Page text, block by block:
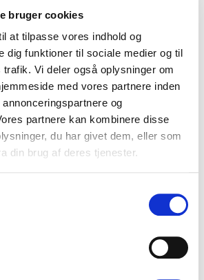
bruger cookies
at tilpasse vores indhold og
dig funktioner til sociale medier og til
Vi deler også oplysninger om
med vores partnere inden
og
partnere kan kombinere disse
du har givet dem, eller som
din brug af deres tjenester.
ikke er responsive, så er det noget, du
så kan det være en stor SEO fordel at
at et billede sagtens kan være anvendt
verden over. Du bliver som sådan
flere gange på samme resultatside.
svært ved at rangere med et billede, der